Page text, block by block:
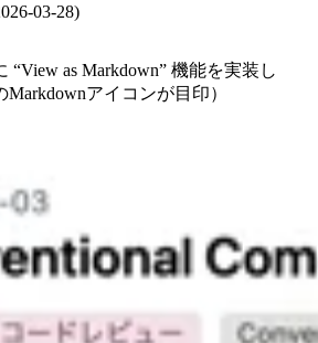
03-28)
“View as Markdown” 機能を実装し
アイコンが目印）